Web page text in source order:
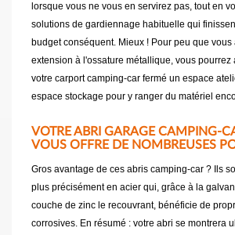
lorsque vous ne vous en servirez pas, tout en
solutions de gardiennage habituelle qui
budget conséquent. Mieux ! Pour peu que
extension à l'ossature métallique, vous pourrez
votre carport camping-car fermé un espace
espace stockage pour y ranger du matériel
VOTRE ABRI GARAGE CAMPING-
VOUS OFFRE DE NOMBREUSES
Gros avantage de ces abris camping-car ? Ils
plus précisément en acier qui, grâce à la
couche de zinc le recouvrant, bénéficie de
corrosives. En résumé : votre abri se montrera